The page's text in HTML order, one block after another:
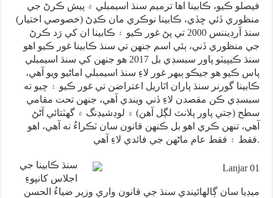
فيصلو ڪيو، ڪابينا اها ترميم سنڌ اسيمبلي ۾ پيش ڪرڻ جي
منظوري ڏئي ڇڏي، ڪابينا نوڪري مان ڪڍڻ (خصوصي اختيار)
سنڌ آرڊيننس 2000 تي پڻ غور ڪيو ۽ ڪابينا ان کي رَد ڪرڻ
جي منظوري ڏني، ٻئي اسم جنهن تي سنڌ ڪابينا غور ڪيو اهو
سنڌ ڪيپيٽو پاور سبسڊي بل 2017 هو جنهن کي سنڌ اسيمبلي
پاس ڪيو هو جيڪو ٻيهر غور لاءِ سنڌ اسيمبلي اماڻيو ويو آهي،
ڪابينا گورنر سنڌ پاران اٿاريل اعتراضن تي غور ڪيو ۽ چيو ته
سبسڊي ڪن مقصدن لاءِ ڏني ويندي آهي، جنهن تحت مقامي
سطح (جتي پاور پلانٽ لڳل آهن) ۾ لوڊشيڊنگ ۾ گهٽتائي آڻڻ
آهي، تنهن ڪري اهو بل ڪنهن قانون سان ٽڪراءُ نه آهي، اهو
فقط ۽ فقط عام ماڻهن جي فائدي لاءِ آهي.
سنڌ ڪابينا جي
اجلاس کانپوءِ
ميڊيا سان ڳالهائيندي سنڌ جي قانون واري وزير ضياءُ الحسن